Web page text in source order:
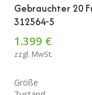
Gebrauchter 20
312564-5
1.399 €
zzgl. MwSt.
Größe